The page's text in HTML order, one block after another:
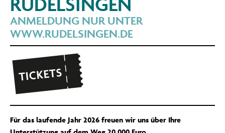
ANMELDUNG NUR UNTER
WWW.RUDELSINGEN.DE
Für das laufende Jahr 2026 freuen wir uns über Ihre